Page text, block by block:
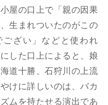
屋の口上で「親の因果
生まれついたのがこの
ざい」などと使われ
した口上によると、娘
道十勝、石狩川の上流
けに詳しいのは、バカ